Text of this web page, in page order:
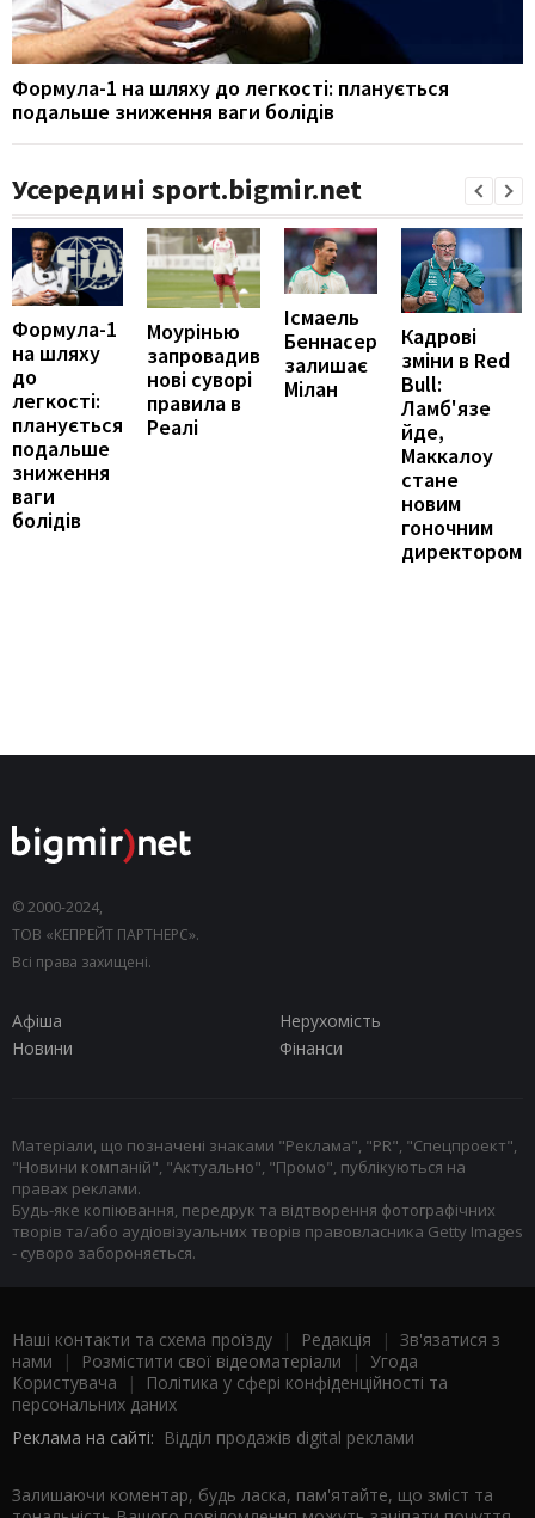
Формула-1 на шляху до легкості: планується
подальше зниження ваги болідів
Усередині sport.bigmir.net
Формула-1
на шляху
до
легкості:
планується
подальше
зниження
ваги
болідів
Моурінью
запровадив
нові суворі
правила в
Реалі
Ісмаель
Беннасер
залишає
Мілан
Кадрові
зміни в Red
Bull:
Ламб'язе
йде,
Маккалоу
стане
новим
гоночним
директором
© 2000-2024,
ТОВ «КЕПРЕЙТ ПАРТНЕРС».
Всі права захищені.
Афіша
Нерухомість
Новини
Фінанси
Матеріали, що позначені знаками "Реклама", "PR", "Спецпроект",
"Новини компаній", "Актуально", "Промо", публікуються на
правах реклами.
Будь-яке копіювання, передрук та відтворення фотографічних
творів та/або аудіовізуальних творів правовласника Getty Images
- суворо забороняється.
Наші контакти та схема проїзду | Редакція | Зв'язатися з
нами | Розмістити свої відеоматеріали | Угода
Користувача |
Політика у сфері конфіденційності та
персональних даних
Реклама на сайті: Відділ продажів digital реклами
Залишаючи коментар, будь ласка, пам'ятайте, що зміст та